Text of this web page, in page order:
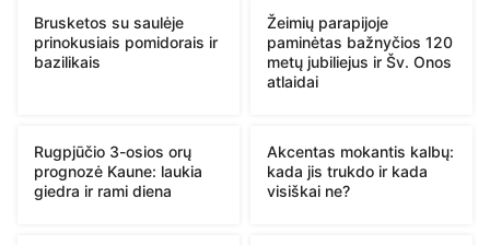
Brusketos su saulėje
prinokusiais pomidorais ir
bazilikais
Žeimių parapijoje
paminėtas bažnyčios 120
metų jubiliejus ir Šv. Onos
atlaidai
Rugpjūčio 3-osios orų
prognozė Kaune: laukia
giedra ir rami diena
Akcentas mokantis kalbų:
kada jis trukdo ir kada
visiškai ne?